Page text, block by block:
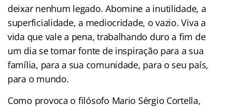
deixar nenhum legado. Abomine a inutilidade, a
superficialidade, a mediocridade, o vazio. Viva a
vida que vale a pena, trabalhando duro a fim de
um dia se tornar fonte de inspiração para a sua
família, para a sua comunidade, para o seu país,
para o mundo.
Como provoca o filósofo Mario Sérgio Cortella,